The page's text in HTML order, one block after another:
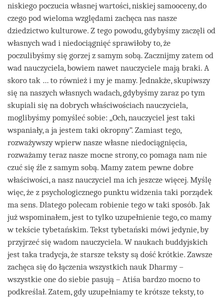
niskiego poczucia własnej wartości, niskiej samooceny, do
czego pod wieloma względami zachęca nas nasze
dziedzictwo kulturowe. Z tego powodu, gdybyśmy zaczęli od
własnych wad i niedociągnięć sprawiłoby to, że
poczulibyśmy się gorzej z samym sobą. Zacznijmy zatem od
wad nauczyciela, bowiem nawet nauczyciele mają braki. A
skoro tak … to również i my je mamy. Jednakże, skupiwszy
się na naszych własnych wadach, gdybyśmy zaraz po tym
skupiali się na dobrych właściwościach nauczyciela,
moglibyśmy pomyśleć sobie: „Och, nauczyciel jest taki
wspaniały, a ja jestem taki okropny”. Zamiast tego,
rozważywszy wpierw nasze własne niedociągnięcia,
rozważamy teraz nasze mocne strony, co pomaga nam nie
czuć się źle z samym sobą. Mamy zatem pewne dobre
właściwości, a nasz nauczyciel ma ich jeszcze więcej. Myślę
więc, że z psychologicznego punktu widzenia taki porządek
ma sens. Dlatego polecam robienie tego w taki sposób. Jak
już wspominałem, jest to tylko uzupełnienie tego, co mamy
w tekście tybetańskim. Tekst tybetański mówi jedynie, by
przyjrzeć się wadom nauczyciela. W naukach buddyjskich
jest taka tradycja, że starsze teksty są dość krótkie. Zawsze
zachęca się do łączenia wszystkich nauk Dharmy –
wszystkie one do siebie pasują – Atiśa bardzo mocno to
podkreślał. Zatem, gdy uzupełniamy te krótsze teksty, to